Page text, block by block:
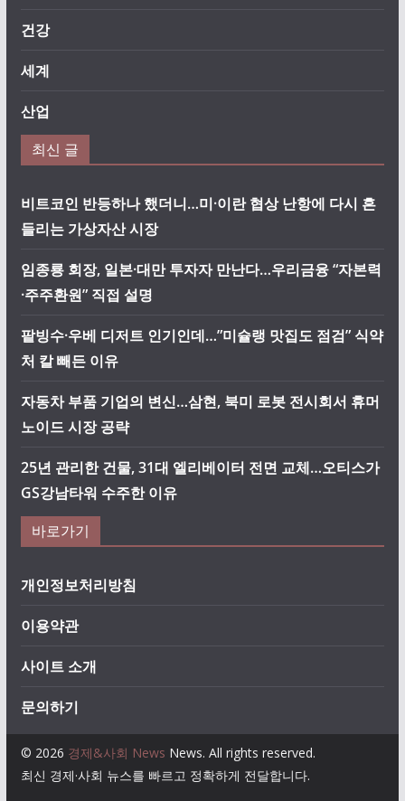
건강
세계
산업
최신 글
비트코인 반등하나 했더니…미·이란 협상 난항에 다시 흔
들리는 가상자산 시장
임종룡 회장, 일본·대만 투자자 만난다…우리금융 “자본력
·주주환원” 직접 설명
팥빙수·우베 디저트 인기인데…”미슐랭 맛집도 점검” 식약
처 칼 빼든 이유
자동차 부품 기업의 변신…삼현, 북미 로봇 전시회서 휴머
노이드 시장 공략
25년 관리한 건물, 31대 엘리베이터 전면 교체…오티스가
GS강남타워 수주한 이유
바로가기
개인정보처리방침
이용약관
사이트 소개
문의하기
© 2026 경제&사회 News News. All rights reserved.
최신 경제·사회 뉴스를 빠르고 정확하게 전달합니다.